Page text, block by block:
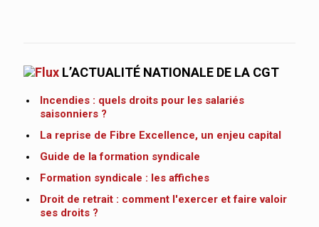
L’ACTUALITÉ NATIONALE DE LA CGT
Incendies : quels droits pour les salariés
saisonniers ?
La reprise de Fibre Excellence, un enjeu capital
Guide de la formation syndicale
Formation syndicale : les affiches
Droit de retrait : comment l'exercer et faire valoir
ses droits ?